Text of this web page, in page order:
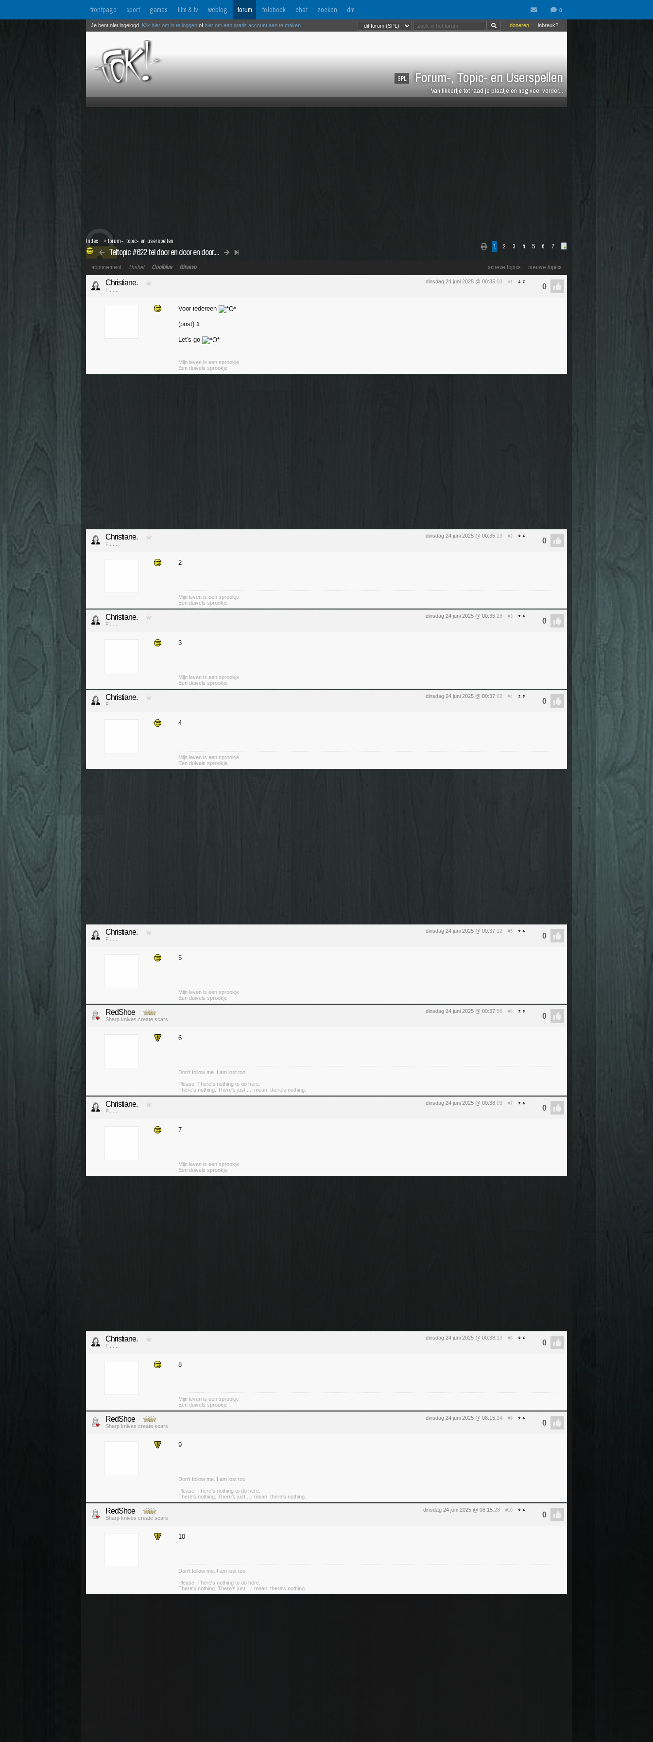
frontpage sport games film & tv weblog forum fotoboek chat zoeken dm
SPL Forum-, Topic- en Userspellen
Van tikkertje tot raad je plaatje en nog veel verder...
inbreuk?
doneren
Je bent niet ingelogd. Klik hier om in te loggen of hier om een gratis account aan te maken
1 2 3 4 5 6 7
Teltopic #622 tel door en door en door....
Index »forum-, topic- en userspellen
actieve topics nieuwe topics
abonnement Unibet Coolblue Bitvavo
dinsdag 24 juni 2025 @ 00:35:03 #1
Christiane.
F.......
Voor iedereen
(post) 1
Let's go
Mijn leven is een sprookje
Een duivels sprookje
dinsdag 24 juni 2025 @ 00:35:13 #2
Christiane.
F.......
2
Mijn leven is een sprookje
Een duivels sprookje
dinsdag 24 juni 2025 @ 00:35:26 #3
Christiane.
F.......
3
Mijn leven is een sprookje
Een duivels sprookje
dinsdag 24 juni 2025 @ 00:37:02 #4
Christiane.
F.......
4
Mijn leven is een sprookje
Een duivels sprookje
dinsdag 24 juni 2025 @ 00:37:12 #5
Christiane.
F.......
5
Mijn leven is een sprookje
Een duivels sprookje
dinsdag 24 juni 2025 @ 00:37:56 #6
RedShoe
Sharp knives create scars
6
Don't follow me. I am lost too
Please. There's nothing to do here.
There's nothing. There's just....I mean, there's nothing.
dinsdag 24 juni 2025 @ 00:38:03 #7
Christiane.
F.......
7
Mijn leven is een sprookje
Een duivels sprookje
dinsdag 24 juni 2025 @ 00:38:13 #8
Christiane.
F.......
8
Mijn leven is een sprookje
Een duivels sprookje
dinsdag 24 juni 2025 @ 08:15:24 #9
RedShoe
Sharp knives create scars
9
Don't follow me. I am lost too
Please. There's nothing to do here.
There's nothing. There's just....I mean, there's nothing.
dinsdag 24 juni 2025 @ 08:15:28 #10
RedShoe
Sharp knives create scars
10
Don't follow me. I am lost too
Please. There's nothing to do here.
There's nothing. There's just....I mean, there's nothing.